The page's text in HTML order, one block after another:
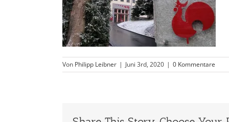
Von Philipp Leibner | Juni 3rd, 2020 | 0 Kommentare